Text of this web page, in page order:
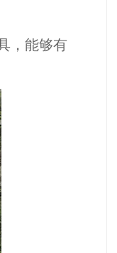
，能够有